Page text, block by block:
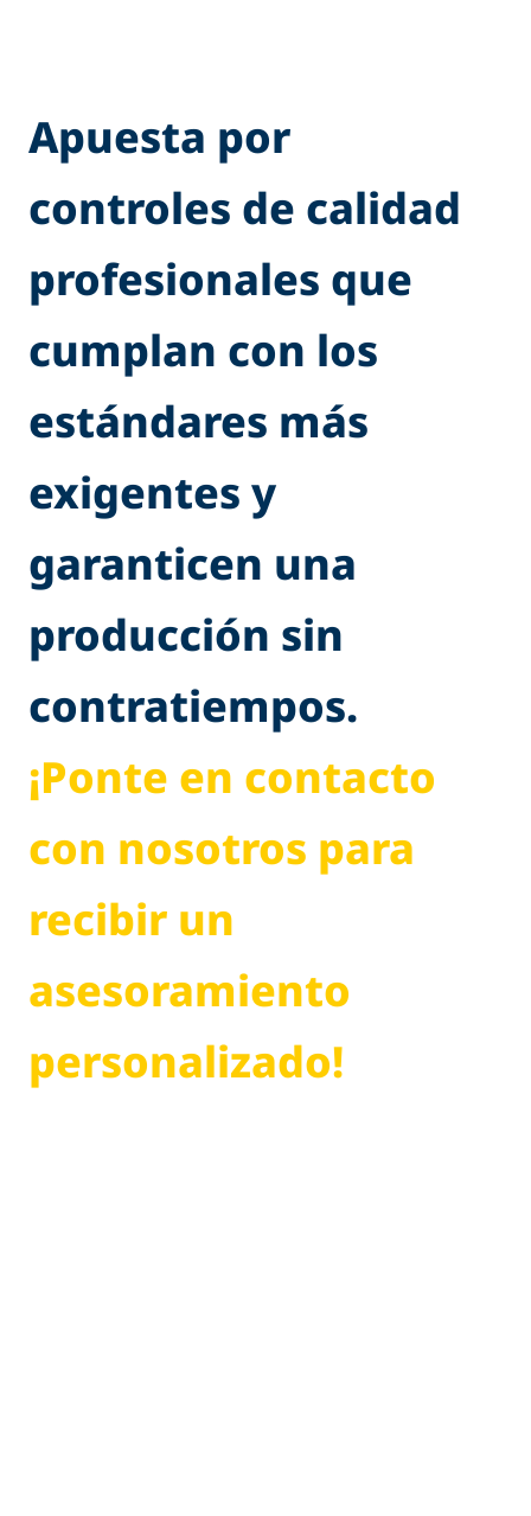
Apuesta por
controles de calidad
profesionales que
cumplan con los
estándares más
exigentes y
garanticen una
producción sin
contratiempos.
¡Ponte en contacto
con nosotros para
recibir un
asesoramiento
personalizado!